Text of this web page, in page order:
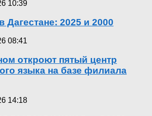
10:39
Дагестане: 2025 и 2000
08:41
откроют пятый центр
языка на базе филиала
14:18